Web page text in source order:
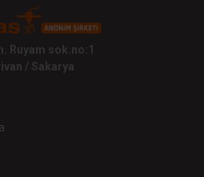
Ruyam sok.no:1
/ Sakarya